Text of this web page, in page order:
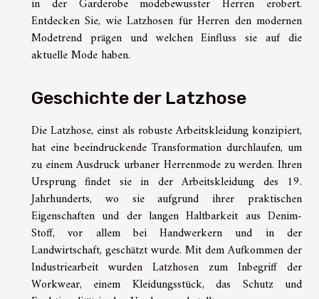
in der Garderobe modebewusster Herren erobert.
Entdecken Sie, wie Latzhosen für Herren den modernen
Modetrend prägen und welchen Einfluss sie auf die
aktuelle Mode haben.
Geschichte der Latzhose
Die Latzhose, einst als robuste Arbeitskleidung konzipiert,
hat eine beeindruckende Transformation durchlaufen, um
zu einem Ausdruck urbaner Herrenmode zu werden. Ihren
Ursprung findet sie in der Arbeitskleidung des 19.
Jahrhunderts, wo sie aufgrund ihrer praktischen
Eigenschaften und der langen Haltbarkeit aus Denim-
Stoff, vor allem bei Handwerkern und in der
Landwirtschaft, geschätzt wurde. Mit dem Aufkommen der
Industriearbeit wurden Latzhosen zum Inbegriff der
Workwear, einem Kleidungsstück, das Schutz und